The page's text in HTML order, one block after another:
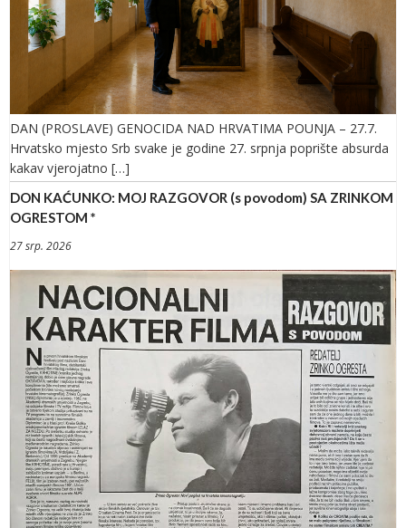
DAN (PROSLAVE) GENOCIDA NAD HRVATIMA POUNJA – 27.7.
Hrvatsko mjesto Srb svake je godine 27. srpnja poprište absurda
kakav vjerojatno […]
DON KAĆUNKO: MOJ RAZGOVOR (s povodom) SA ZRINKOM
OGRESTOM *
27 srp. 2026